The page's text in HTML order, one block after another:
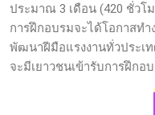
ประมาณ 3 เดือน (420 ชั่วโ
การฝึกอบรมจะได้โอกาสท
พัฒนาฝีมือแรงงานทั่วประเท
จะมีเยาวชนเข้ารับการฝึก